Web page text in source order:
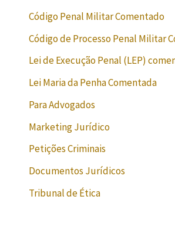
Código Penal Militar Comentado
Código de Processo Penal Militar
Lei de Execução Penal (LEP)
Lei Maria da Penha Comentada
Para Advogados
Marketing Jurídico
Petições Criminais
Documentos Jurídicos
Tribunal de Ética